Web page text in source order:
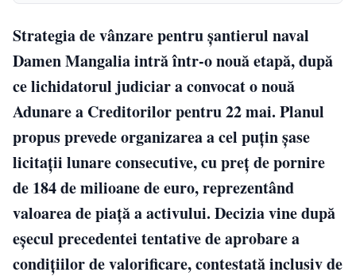
Strategia de vânzare pentru șantierul naval
Damen Mangalia intră într-o nouă etapă, după
ce lichidatorul judiciar a convocat o nouă
Adunare a Creditorilor pentru 22 mai. Planul
propus prevede organizarea a cel puțin șase
licitații lunare consecutive, cu preț de pornire
de 184 de milioane de euro, reprezentând
valoarea de piață a activului. Decizia vine după
eșecul precedentei tentative de aprobare a
condițiilor de valorificare, contestată inclusiv de